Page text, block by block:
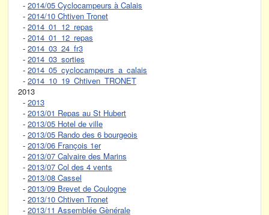
- 2014/05 Cyclocampeurs à Calais
- 2014/10 Chtiven Tronet
- 2014_01_12_repas
- 2014_01_12_repas
- 2014_03_24_fr3
- 2014_03_sorties
- 2014_05_cyclocampeurs_a_calais
- 2014_10_19_Chtiven_TRONET
2013
- 2013
- 2013/01 Repas au St Hubert
- 2013/05 Hotel de ville
- 2013/05 Rando des 6 bourgeois
- 2013/06 François 1er
- 2013/07 Calvaire des Marins
- 2013/07 Col des 4 vents
- 2013/08 Cassel
- 2013/09 Brevet de Coulogne
- 2013/10 Chtiven Tronet
- 2013/11 Assemblée Gènérale